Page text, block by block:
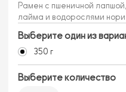
Рамен с пшеничной
лайма и водорослями нори
Выберите один из
350 г
Выберите количество